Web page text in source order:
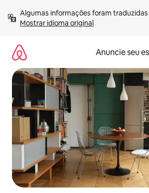
para
Mostrar idioma original
Anuncie seu